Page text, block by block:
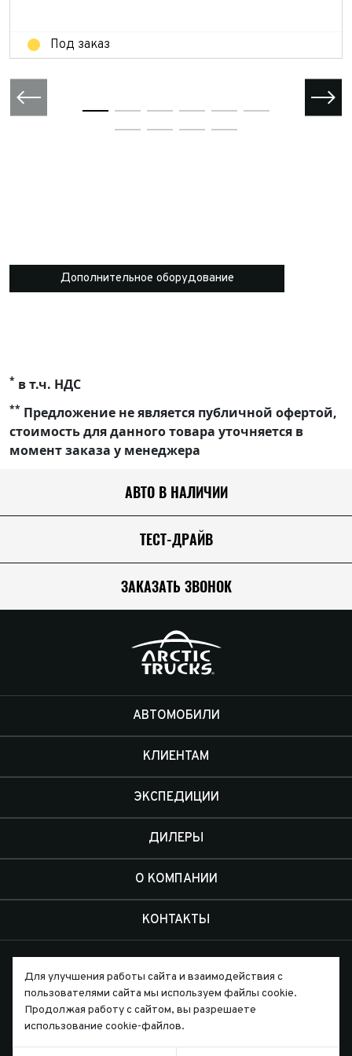
Под заказ
Дополнительное оборудование
* в т.ч. НДС
** Предложение не является публичной офертой,
стоимость для данного товара уточняется в
момент заказа у менеджера
АВТО В НАЛИЧИИ
ТЕСТ-ДРАЙВ
ЗАКАЗАТЬ ЗВОНОК
АВТОМОБИЛИ
КЛИЕНТАМ
ЭКСПЕДИЦИИ
ДИЛЕРЫ
О КОМПАНИИ
КОНТАКТЫ
Письмо директору
Для улучшения работы сайта и взаимодействия с
пользователями сайта мы используем файлы cookie.
Продолжая работу с сайтом, вы разрешаете
использование cookie-файлов.